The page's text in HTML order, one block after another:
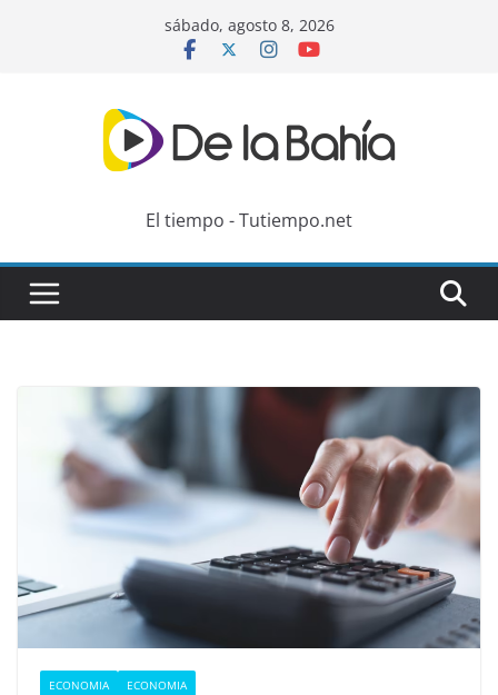
sábado, agosto 8, 2026
El tiempo - Tutiempo.net
ECONOMIA ECONOMIA